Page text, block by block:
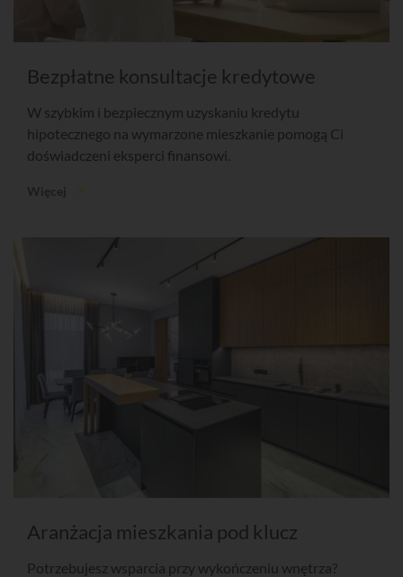
Bezpłatne konsultacje kredytowe
W szybkim i bezpiecznym uzyskaniu kredytu
hipotecznego na wymarzone mieszkanie pomogą Ci
doświadczeni eksperci finansowi.
Aranżacja mieszkania pod klucz
Potrzebujesz wsparcia przy wykończeniu wnętrza?